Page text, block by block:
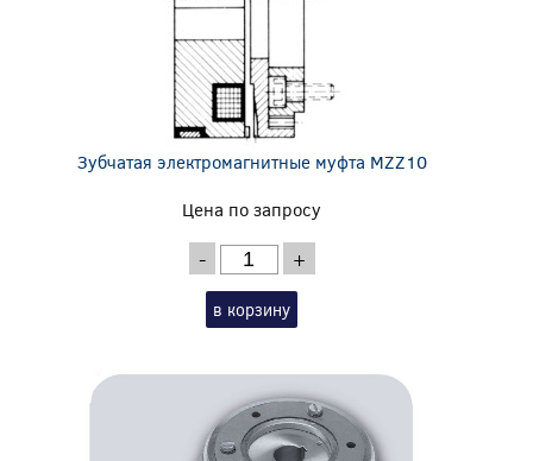
Зубчатая электромагнитные муфта MZZ10
Цена по запросу
- +
в корзину